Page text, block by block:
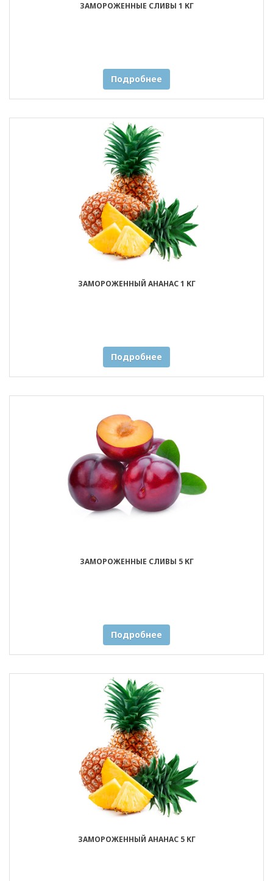
ЗАМОРОЖЕННЫЕ СЛИВЫ 1 КГ
Подробнее
ЗАМОРОЖЕННЫЙ АНАНАС 1 КГ
Подробнее
ЗАМОРОЖЕННЫЕ СЛИВЫ 5 КГ
Подробнее
ЗАМОРОЖЕННЫЙ АНАНАС 5 КГ